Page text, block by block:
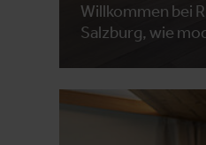
Willkommen bei
Salzburg, wie